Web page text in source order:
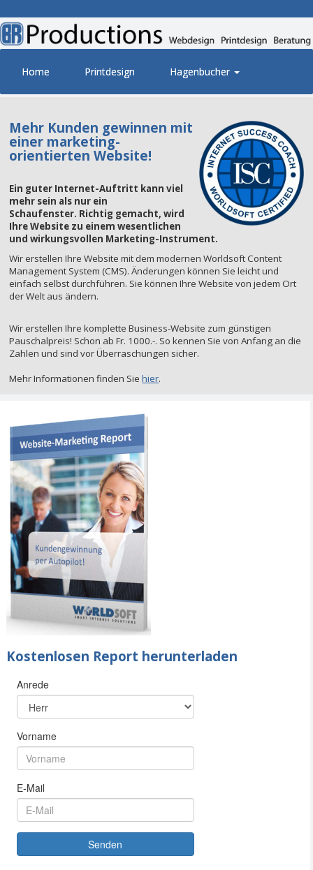
Home Printdesign Hagenbucher
Mehr Kunden gewinnen mit
einer marketing-
orientierten Website!
Ein guter Internet-Auftritt kann viel
mehr sein als nur ein
Schaufenster. Richtig gemacht, wird
Ihre Website zu einem wesentlichen
und wirkungsvollen Marketing-Instrument.
Wir erstellen Ihre Website mit dem modernen Worldsoft Content
Management System (CMS). Änderungen können Sie leicht und
einfach selbst durchführen. Sie können Ihre Website von jedem Ort
der Welt aus ändern.
Wir erstellen Ihre komplette Business-Website zum günstigen
Pauschalpreis! Schon ab Fr. 1000.-. So kennen Sie von Anfang an die
Zahlen und sind vor Überraschungen sicher.
Mehr Informationen finden Siehier.
Kostenlosen Report herunterladen